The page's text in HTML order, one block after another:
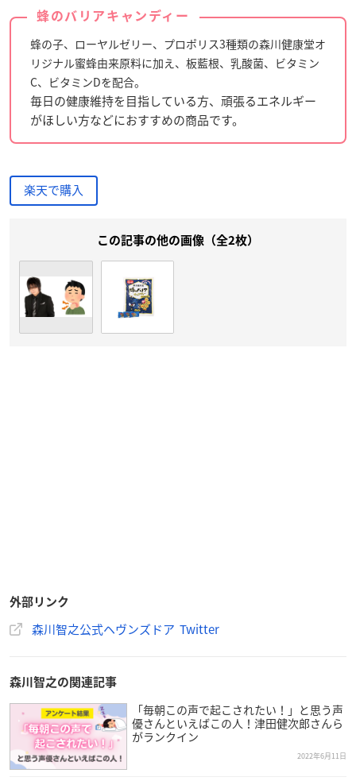
蜂のバリアキャンディー
蜂の子、ローヤルゼリー、プロポリス3種類の森川健康堂オ
リジナル蜜蜂由来原料に加え、板藍根、乳酸菌、ビタミン
C、ビタミンDを配合。
毎日の健康維持を目指している方、頑張るエネルギー
がほしい方などにおすすめの商品です。
楽天で購入
この記事の他の画像（全2枚）
外部リンク
森川智之公式ヘヴンズドア Twitter
森川智之の関連記事
「毎朝この声で起こされたい！」と思う声
優さんといえばこの人！津田健次郎さんら
がランクイン
2022年6月11日